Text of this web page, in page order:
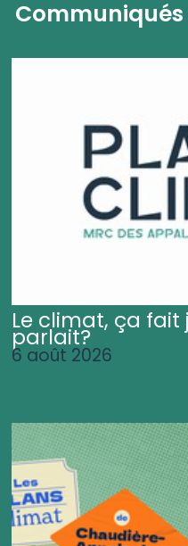
Communiqués
Le climat, ça fait
parlait?
6 août 2026